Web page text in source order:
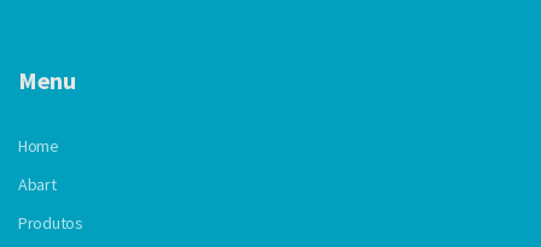
Menu
Home
Abart
Produtos